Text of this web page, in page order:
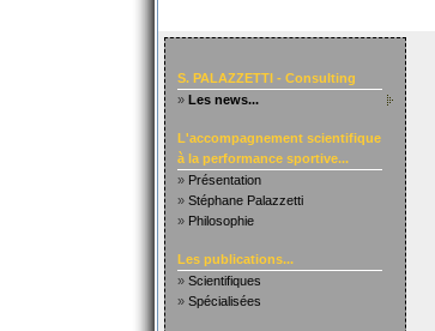
S. PALAZZETTI - Consulting
» Les news...
L'accompagnement scientifique
à la performance sportive...
» Présentation
» Stéphane Palazzetti
» Philosophie
Les publications...
» Scientifiques
» Spécialisées